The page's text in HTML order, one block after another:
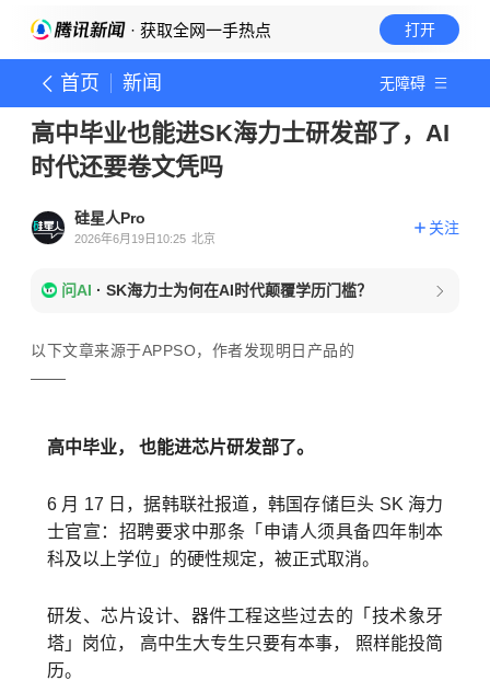
· 获取全网一手热点 打开
首页 新闻 无障碍
高中毕业也能进SK海力士研发部了，AI
时代还要卷文凭吗
硅星人Pro
2026年6月19日10:25 北京
关注
问AI · SK海力士为何在AI时代颠覆学历门槛？
以下文章来源于APPSO，作者发现明日产品的
高中毕业， 也能进芯片研发部了。
6 月 17 日，据韩联社报道，韩国存储巨头 SK 海力
士官宣：招聘要求中那条「申请人须具备四年制本
科及以上学位」的硬性规定，被正式取消。
研发、芯片设计、器件工程这些过去的「技术象牙
塔」岗位， 高中生大专生只要有本事， 照样能投简
历。